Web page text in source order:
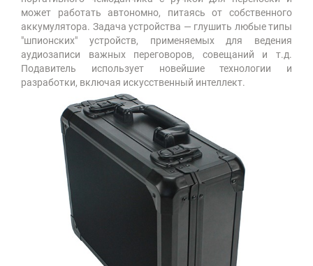
может работать автономно, питаясь от собственного
аккумулятора. Задача устройства — глушить любые типы
"шпионских" устройств, применяемых для ведения
аудиозаписи важных переговоров, совещаний и т.д.
Подавитель использует новейшие технологии и
разработки, включая искусственный интеллект.